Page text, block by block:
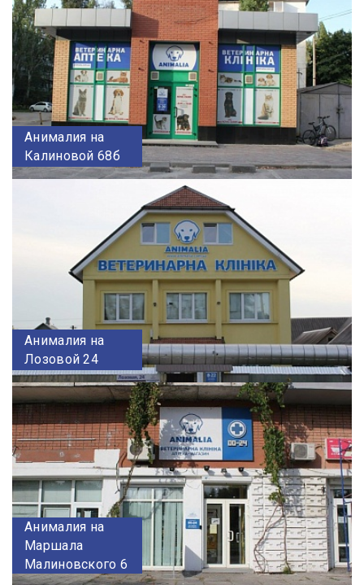
Анималия на
Калиновой 68б
Анималия на
Лозовой 24
Анималия на
Маршала
Малиновского 6